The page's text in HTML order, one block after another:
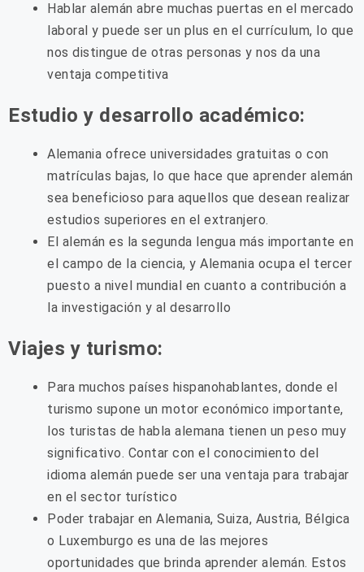
Hablar alemán abre muchas puertas en el mercado
laboral y puede ser un plus en el currículum, lo que
nos distingue de otras personas y nos da una
ventaja competitiva
Estudio y desarrollo académico:
Alemania ofrece universidades gratuitas o con
matrículas bajas, lo que hace que aprender alemán
sea beneficioso para aquellos que desean realizar
estudios superiores en el extranjero.
El alemán es la segunda lengua más importante en
el campo de la ciencia, y Alemania ocupa el tercer
puesto a nivel mundial en cuanto a contribución a
la investigación y al desarrollo
Viajes y turismo:
Para muchos países hispanohablantes, donde el
turismo supone un motor económico importante,
los turistas de habla alemana tienen un peso muy
significativo. Contar con el conocimiento del
idioma alemán puede ser una ventaja para trabajar
en el sector turístico
Poder trabajar en Alemania, Suiza, Austria, Bélgica
o Luxemburgo es una de las mejores
oportunidades que brinda aprender alemán. Estos